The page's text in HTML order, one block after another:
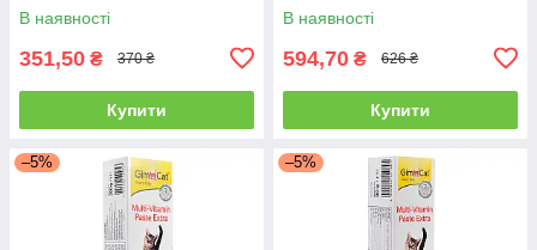
В наявності
351,50 ₴ 370 ₴
Купити
В наявності
594,70 ₴ 626 ₴
Купити
–5% –5%